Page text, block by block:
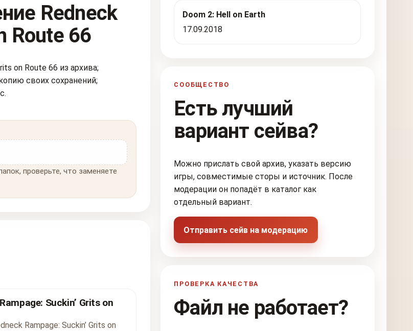
Redneck
Route 66
on Route 66 из архива;
своих сохранений;
проверьте, что заменяете
Suckin’ Grits on
Rampage: Suckin’ Grits on
Doom 2: Hell on Earth
17.09.2018
СООБЩЕСТВО
Есть лучший
вариант сейва?
Можно прислать свой архив, указать версию
игры, совместимые сторы и источник. После
модерации он попадёт в каталог как
отдельный вариант.
Отправить сейв на модерацию
ПРОВЕРКА КАЧЕСТВА
Файл не работает?